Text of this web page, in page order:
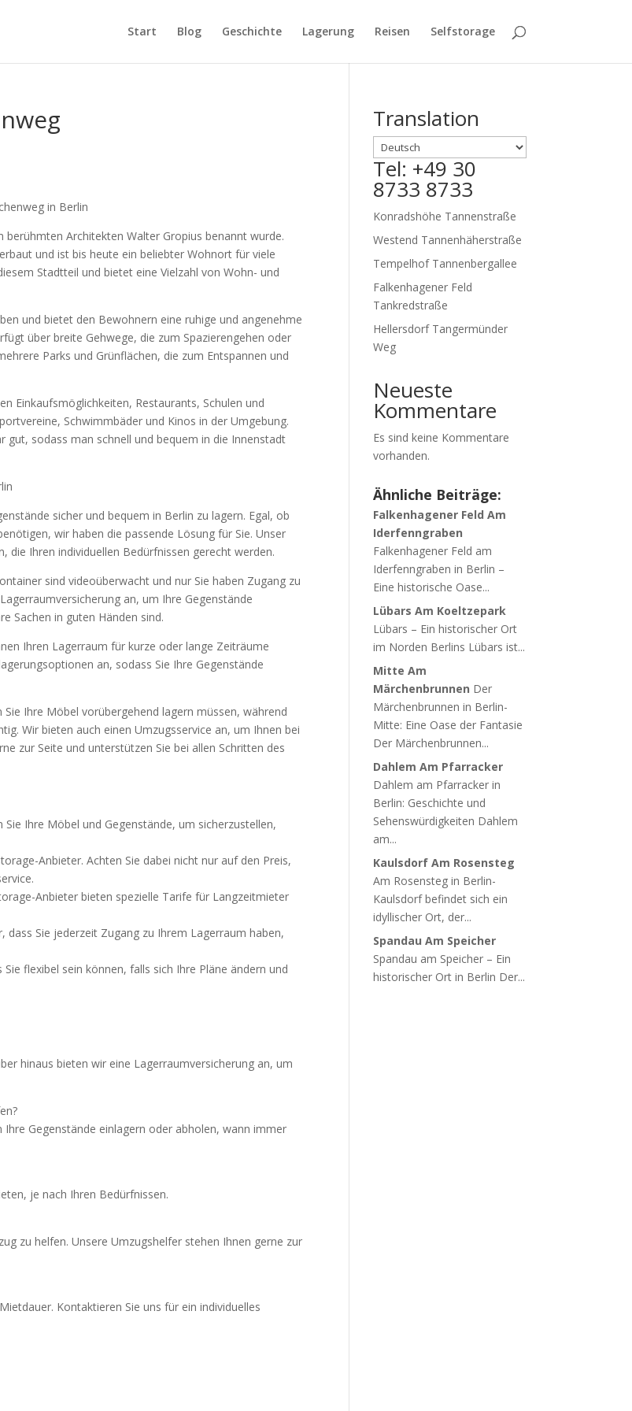
Start Blog Geschichte Lagerung Reisen Selfstorage
in Berlin
Architekten Walter Gropius benannt wurde.
und ist bis heute ein beliebter Wohnort für viele
Stadtteil und bietet eine Vielzahl von Wohn- und
und bietet den Bewohnern eine ruhige und angenehme
über breite Gehwege, die zum Spazierengehen oder
Parks und Grünflächen, die zum Entspannen und
Einkaufsmöglichkeiten, Restaurants, Schulen und
Schwimmbäder und Kinos in der Umgebung.
gut, sodass man schnell und bequem in die Innenstadt
sicher und bequem in Berlin zu lagern. Egal, ob
wir haben die passende Lösung für Sie. Unser
die Ihren individuellen Bedürfnissen gerecht werden.
sind videoüberwacht und nur Sie haben Zugang zu
an, um Ihre Gegenstände
Sachen in guten Händen sind.
Ihren Lagerraum für kurze oder lange Zeiträume
an, sodass Sie Ihre Gegenstände
Ihre Möbel vorübergehend lagern müssen, während
Wir bieten auch einen Umzugsservice an, um Ihnen bei
zur Seite und unterstützen Sie bei allen Schritten des
Ihre Möbel und Gegenstände, um sicherzustellen,
Anbieter. Achten Sie dabei nicht nur auf den Preis,
Anbieter bieten spezielle Tarife für Langzeitmieter
dass Sie jederzeit Zugang zu Ihrem Lagerraum haben,
flexibel sein können, falls sich Ihre Pläne ändern und
hinaus bieten wir eine Lagerraumversicherung an, um
Gegenstände einlagern oder abholen, wann immer
je nach Ihren Bedürfnissen.
zu helfen. Unsere Umzugshelfer stehen Ihnen gerne zur
Kontaktieren Sie uns für ein individuelles
Translation
Tel: +49 30
8733 8733
Konradshöhe Tannenstraße
Westend Tannenhäherstraße
Tempelhof Tannenbergallee
Falkenhagener Feld
Tankredstraße
Hellersdorf Tangermünder
Weg
Neueste
Kommentare
Es sind keine Kommentare
vorhanden.
Ähnliche Beiträge:
Falkenhagener Feld Am
Iderfenngraben
Falkenhagener Feld am
Iderfenngraben in Berlin –
Eine historische Oase...
Lübars Am Koeltzepark
Lübars – Ein historischer Ort
im Norden Berlins Lübars ist...
Mitte Am
Märchenbrunnen Der
Märchenbrunnen in Berlin-
Mitte: Eine Oase der Fantasie
Der Märchenbrunnen...
Dahlem Am Pfarracker
Dahlem am Pfarracker in
Berlin: Geschichte und
Sehenswürdigkeiten Dahlem
am...
Kaulsdorf Am Rosensteg
Am Rosensteg in Berlin-
Kaulsdorf befindet sich ein
idyllischer Ort, der...
Spandau Am Speicher
Spandau am Speicher – Ein
historischer Ort in Berlin Der...